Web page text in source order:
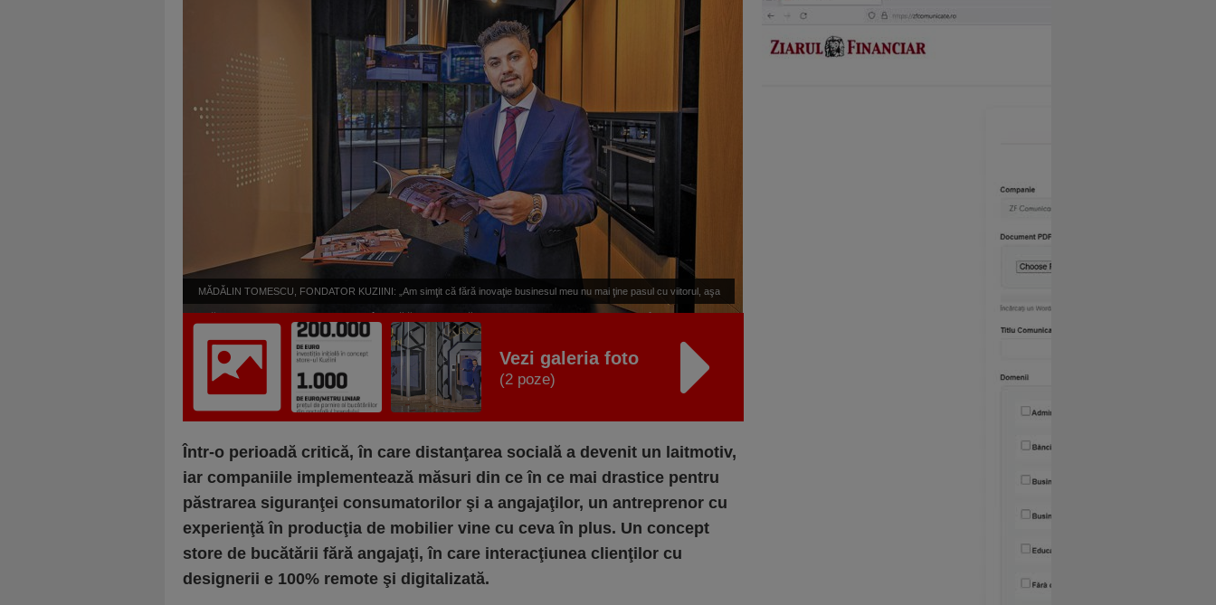
MĂDĂLIN TOMESCU, FONDATOR KUZIINI: „Am simţit că fără inovaţie businesul meu nu mai ţine pasul cu viitorul, aşa
că am preluat ideile existente şi le-am îmbunătăţit, pentru a răspunde nevoilor industriei şi pieţei aflate în schimbare.”
Vezi galeria foto
(2 poze)
Într-o perioadă critică, în care distanţarea socială a devenit un laitmotiv,
iar companiile implementează măsuri din ce în ce mai drastice pentru
păstrarea siguranţei consumatorilor şi a angajaţilor, un antreprenor cu
experienţă în producţia de mobilier vine cu ceva în plus. Un concept
store de bucătării fără angajaţi, în care interacţiunea clienţilor cu
designerii e 100% remote şi digitalizată.